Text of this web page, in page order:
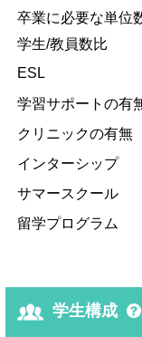
卒業に必要な単位
学生/教員数比
ESL
学習サポートの有
クリニックの有無
インターシップ
サマースクール
留学プログラム
学生構成